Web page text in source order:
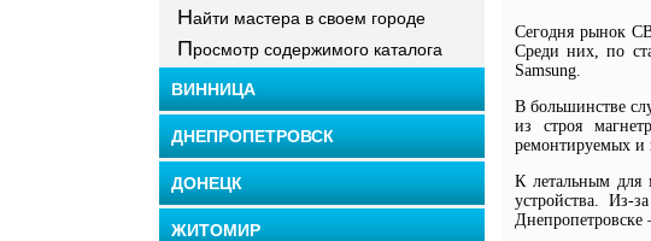
Найти мастера в своем городе
Просмотр содержимого каталога
ВИННИЦА
ДНЕПРОПЕТРОВСК
ДОНЕЦК
ЖИТОМИР
Сегодня рынок
Среди них, по
Samsung.
В большинстве
из строя
ремонтируемых и
К летальным для
устройства. Из-